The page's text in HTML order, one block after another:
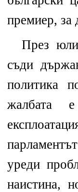
премиер, за
През юли
съди
политика
жалбата
уреди
наистина,